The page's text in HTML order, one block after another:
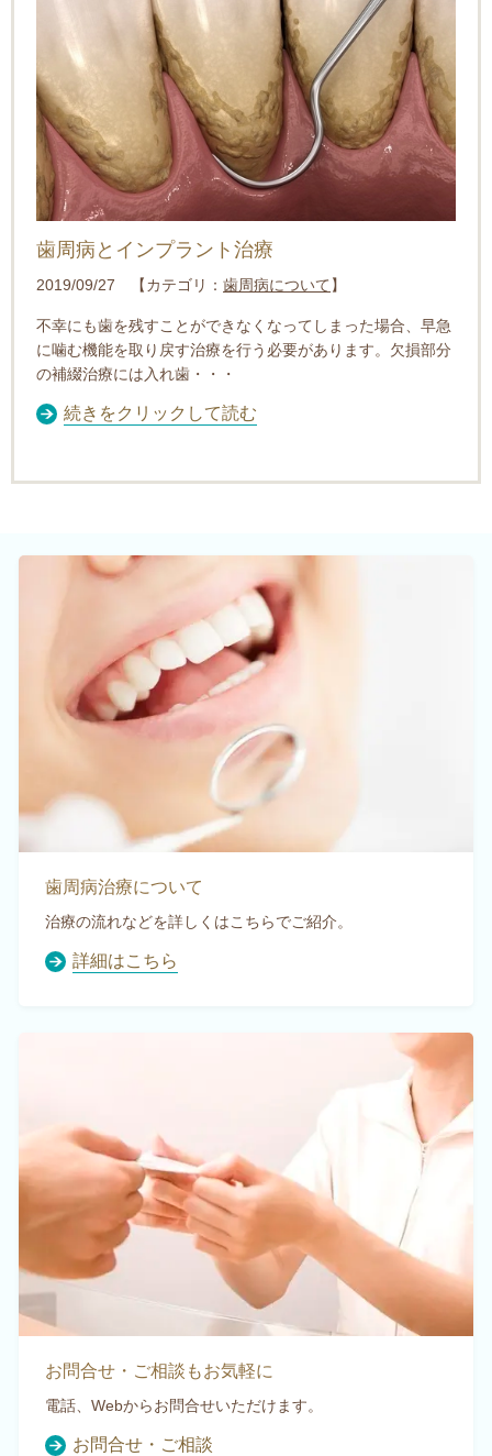
歯周病とインプラント治療
2019/09/27 【カテゴリ： 歯周病について 】
不幸にも歯を残すことができなくなってしまった場合、早急
に噛む機能を取り戻す治療を行う必要があります。 欠損部分
の補綴治療には入れ歯 ・・・
続きをクリックして読む
歯周病治療について
治療の流れなどを詳しくはこちらでご紹介。
詳細はこちら
お問合せ・ご相談もお気軽に
電話、Webからお問合せいただけます。
お問合せ・ご相談